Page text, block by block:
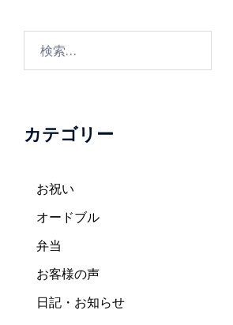
ョ
カテゴリー
お祝い
オードブル
弁当
お客様の声
日記・お知らせ